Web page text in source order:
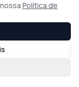
Política de